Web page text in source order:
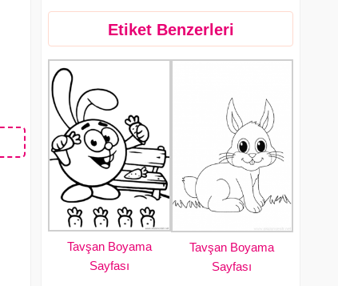
Etiket Benzerleri
Tavşan Boyama
Sayfası
Tavşan Boyama
Sayfası